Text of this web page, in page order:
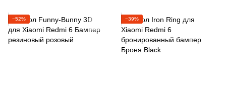
−52% −39%